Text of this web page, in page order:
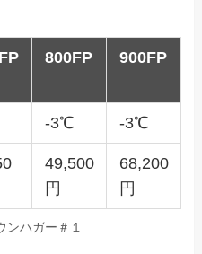
800FP 900FP
-3℃ -3℃
49,500
円
68,200
円
ハガー＃１